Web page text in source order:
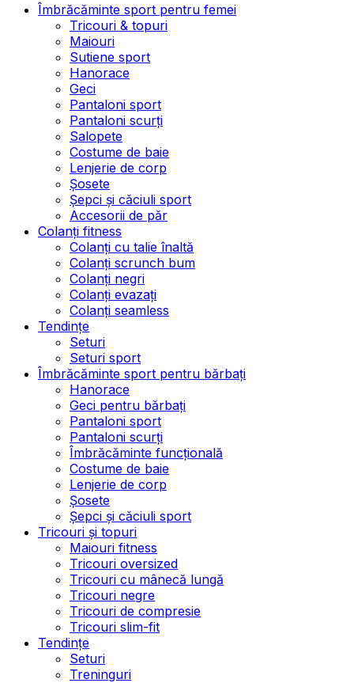
Îmbrăcăminte sport pentru femei
Tricouri & topuri
Maiouri
Sutiene sport
Hanorace
Geci
Pantaloni sport
Pantaloni scurți
Salopete
Costume de baie
Lenjerie de corp
Șosete
Șepci și căciuli sport
Accesorii de păr
Colanți fitness
Colanți cu talie înaltă
Colanți scrunch bum
Colanți negri
Colanți evazați
Colanți seamless
Tendințe
Seturi
Seturi sport
Îmbrăcăminte sport pentru bărbați
Hanorace
Geci pentru bărbați
Pantaloni sport
Pantaloni scurți
Îmbrăcăminte funcțională
Costume de baie
Lenjerie de corp
Șosete
Șepci și căciuli sport
Tricouri și topuri
Maiouri fitness
Tricouri oversized
Tricouri cu mânecă lungă
Tricouri negre
Tricouri de compresie
Tricouri slim-fit
Tendințe
Seturi
Treninguri